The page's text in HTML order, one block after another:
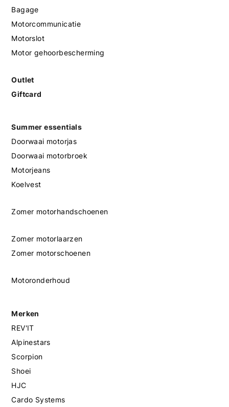
Bagage
Motorcommunicatie
Motorslot
Motor gehoorbescherming
Outlet
Giftcard
Summer essentials
Doorwaai motorjas
Doorwaai motorbroek
Motorjeans
Koelvest
Zomer motorhandschoenen
Zomer motorlaarzen
Zomer motorschoenen
Motoronderhoud
Merken
REV'IT
Alpinestars
Scorpion
Shoei
HJC
Cardo Systems